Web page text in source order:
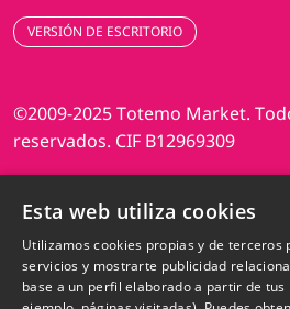
VERSIÓN DE ESCRITORIO
©2009-2025 Totemo Market.
reservados. CIF B12969309
Esta web utiliza cookies
Utilizamos cookies propias y de terceros
servicios y mostrarte publicidad
base a un perfil elaborado a partir de